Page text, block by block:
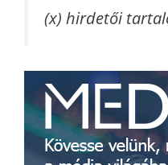
(x) hirdetői